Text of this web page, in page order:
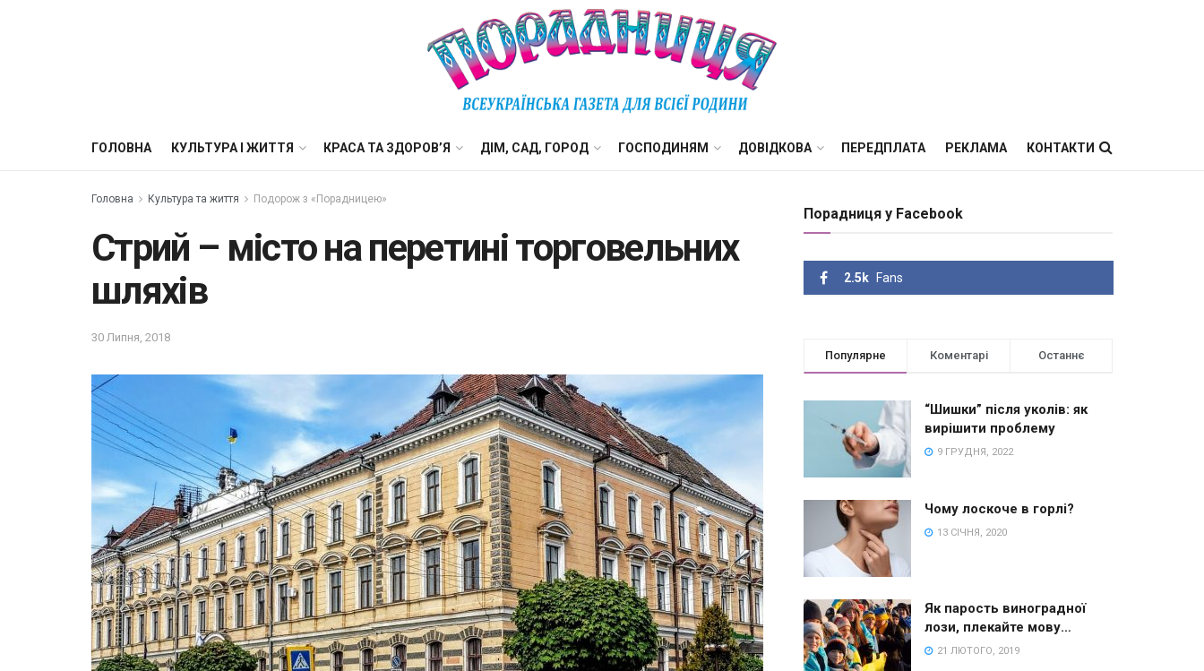
ГОЛОВНА КУЛЬТУРА І ЖИТТЯ КРАСА ТА ЗДОРОВ’Я ДІМ, САД, ГОРОД ГОСПОДИНЯМ ДОВІДКОВА ПЕРЕДПЛАТА РЕКЛАМА КОНТАКТИ
Головна Культура та життя Подорож з «Порадницею»
Стрий – місто на перетині торговельних
шляхів
30 Липня, 2018
Порадниця у Facebook
2.5k Fans
Популярне Коментарі Останнє
“Шишки” після уколів: як
вирішити проблему
9 ГРУДНЯ, 2022
Чому лоскоче в горлі?
13 СІЧНЯ, 2020
Як парость виноградної
лози, плекайте мову…
21 ЛЮТОГО, 2019